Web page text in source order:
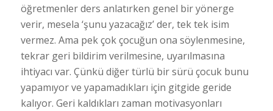
öğretmenler ders anlatırken genel bir yönerge
verir, mesela ‘şunu yazacağız’ der, tek tek isim
vermez. Ama pek çok çocuğun ona söylenmesine,
tekrar geri bildirim verilmesine, uyarılmasına
ihtiyacı var. Çünkü diğer türlü bir sürü çocuk bunu
yapamıyor ve yapamadıkları için gitgide geride
kalıyor. Geri kaldıkları zaman motivasyonları